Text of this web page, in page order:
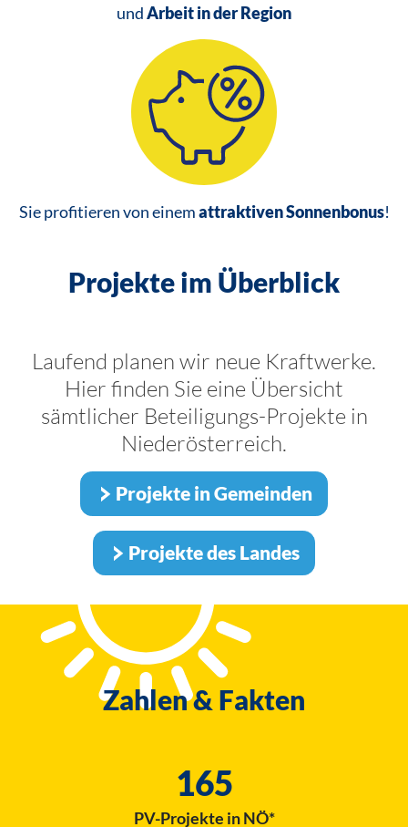
undArbeit in der Region
Sie profitieren von einemattraktiven Sonnenbonus!
Projekte im Überblick
Laufend planen wir neue Kraftwerke.
Hier finden Sie eine Übersicht
sämtlicher Beteiligungs-Projekte in
Niederösterreich.
Projekte in Gemeinden
Projekte des Landes
Zahlen & Fakten
165
PV-Projekte in NÖ*